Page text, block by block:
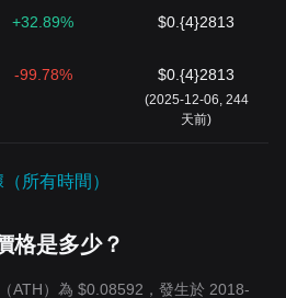
+32.89% $0.{4}2813
-99.78% $0.{4}2813
(2025-12-06, 244
天前)
所有時間）
格是多少？
ATH）為 $0.08592，發生於 2018-